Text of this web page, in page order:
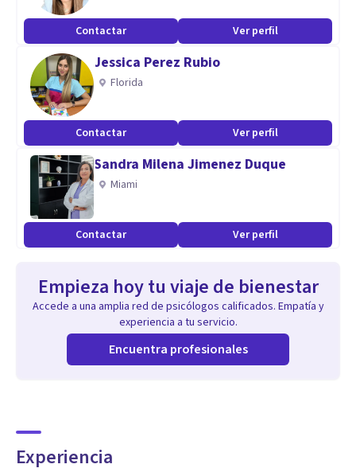
camino de autoconocimiento y desarrollo personal,
ofreciéndote las herramientas que necesitas para hacer
frente a los desafíos emocionales que estás
experimentando.
Contactar Ver perfil
Jessica Perez Rubio
Florida
Contactar Ver perfil
Sandra Milena Jimenez Duque
Miami
Contactar Ver perfil
Empieza hoy tu viaje de bienestar
Accede a una amplia red de psicólogos calificados. Empatía y
experiencia a tu servicio.
Encuentra profesionales
Experiencia